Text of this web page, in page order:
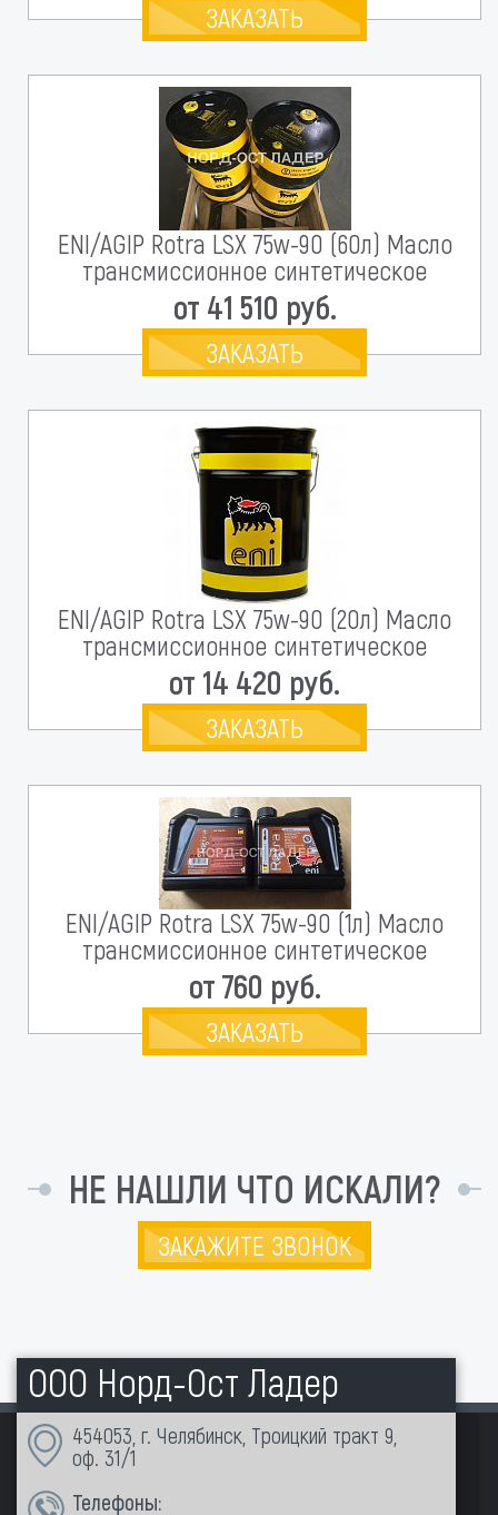
ЗАКАЗАТЬ
ENI/AGIP Rotra LSX 75w-90 (60л) Масло
трансмиссионное синтетическое
от 41 510 руб.
ЗАКАЗАТЬ
ENI/AGIP Rotra LSX 75w-90 (20л) Масло
трансмиссионное синтетическое
от 14 420 руб.
ЗАКАЗАТЬ
ENI/AGIP Rotra LSX 75w-90 (1л) Масло
трансмиссионное синтетическое
от 760 руб.
ЗАКАЗАТЬ
НЕ НАШЛИ ЧТО ИСКАЛИ?
ЗАКАЖИТЕ ЗВОНОК
ООО Норд-Ост Ладер
454053, г. Челябинск, Троицкий тракт 9,
оф. 31/1
Телефоны: